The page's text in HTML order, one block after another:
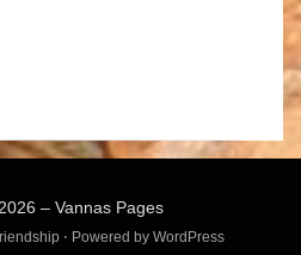
– Vannas Pages
⋅ Powered by WordPress